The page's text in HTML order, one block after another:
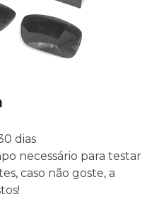
dias
necessário para testar
caso não goste, a